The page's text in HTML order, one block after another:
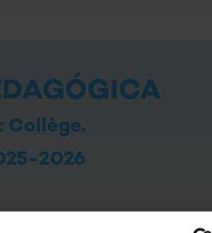
Collège.
2026
Número de